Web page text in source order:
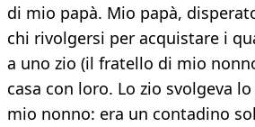
di mio papà. Mio papà,
chi rivolgersi per acquistare i
a uno zio (il fratello di mio
casa con loro. Lo zio svolgeva
mio nonno: era un contadino